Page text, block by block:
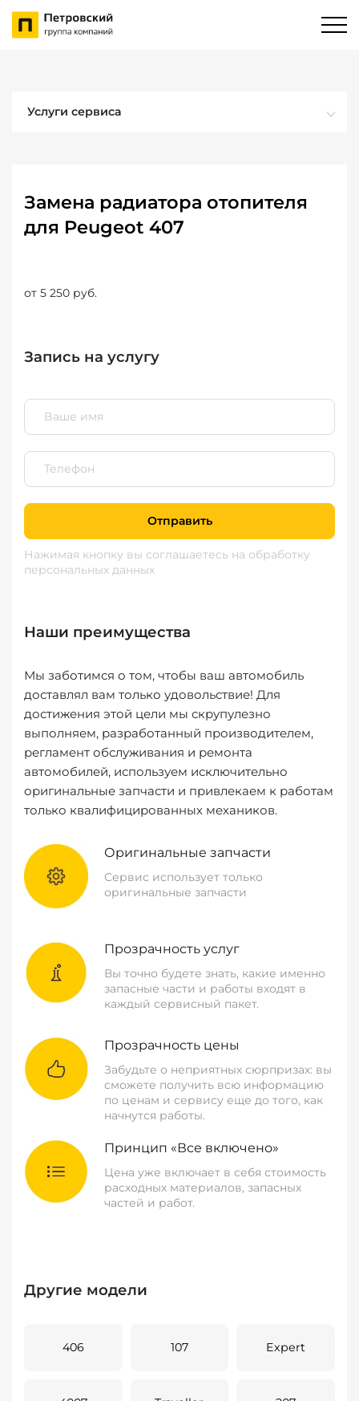
Услуги сервиса
Замена радиатора отопителя
для Peugeot 407
от 5 250 руб.
Запись на услугу
Отправить
Нажимая кнопку вы соглашаетесь на обработку
персональных данных
Наши преимущества
Мы заботимся о том, чтобы ваш автомобиль
доставлял вам только удовольствие! Для
достижения этой цели мы скрупулезно
выполняем, разработанный производителем,
регламент обслуживания и ремонта
автомобилей, используем исключительно
оригинальные запчасти и привлекаем к работам
только квалифицированных механиков.
Оригинальные запчасти
Сервис использует только
оригинальные запчасти
Прозрачность услуг
Вы точно будете знать, какие именно
запасные части и работы входят в
каждый сервисный пакет.
Прозрачность цены
Забудьте о неприятных сюрпризах: вы
сможете получить всю информацию
по ценам и сервису еще до того, как
начнутся работы.
Принцип «Все включено»
Цена уже включает в себя стоимость
расходных материалов, запасных
частей и работ.
Другие модели
406 107 Expert